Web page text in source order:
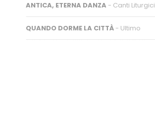
ANTICA, ETERNA DANZA - Canti Liturgici
QUANDO DORME LA CITTÀ - Ultimo